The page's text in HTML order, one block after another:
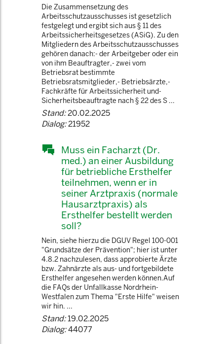
Die Zusammensetzung des
Arbeitsschutzausschusses ist gesetzlich
festgelegt und ergibt sich aus § 11 des
Arbeitssicherheitsgesetzes (ASiG). Zu den
Mitgliedern des Arbeitsschutzausschusses
gehören danach:- der Arbeitgeber oder ein
von ihm Beauftragter,- zwei vom
Betriebsrat bestimmte
Betriebsratsmitglieder,- Betriebsärzte,-
Fachkräfte für Arbeitssicherheit und-
Sicherheitsbeauftragte nach § 22 des S ...
Stand:20.02.2025
Dialog:21952
Muss ein Facharzt (Dr.
med.) an einer Ausbildung
für betriebliche Ersthelfer
teilnehmen, wenn er in
seiner Arztpraxis (normale
Hausarztpraxis) als
Ersthelfer bestellt werden
soll?
Nein, siehe hierzu die DGUV Regel 100-001
"Grundsätze der Prävention"; hier ist unter
4.8.2 nachzulesen, dass approbierte Ärzte
bzw. Zahnärzte als aus- und fortgebildete
Ersthelfer angesehen werden können.Auf
die FAQs der Unfallkasse Nordrhein-
Westfalen zum Thema "Erste Hilfe" weisen
wir hin. ...
Stand:19.02.2025
Dialog:44077